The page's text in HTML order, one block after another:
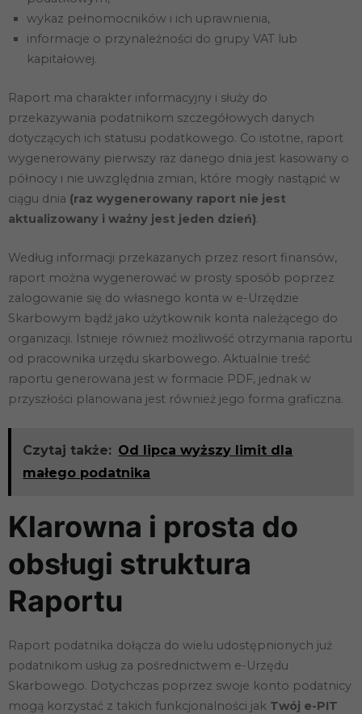
wykaz pełnomocników i ich uprawnienia,
informacje o przynależności do grupy VAT lub
kapitałowej.
Raport ma charakter informacyjny i służy do
przekazywania podatnikom szczegółowych danych
dotyczących ich statusu podatkowego. Co istotne, raport
wygenerowany pierwszy raz danego dnia jest kasowany o
północy i nie uwzględnia zmian, które mogły nastąpić w
ciągu dnia (raz wygenerowany raport nie jest
aktualizowany i ważny jest jeden dzień).
Według informacji przekazanych przez resort finansów,
raport można wygenerować w prosty sposób poprzez
zalogowanie się do własnego konta w e-Urzędzie
Skarbowym bądź jako użytkownik konta należącego do
organizacji. Istnieje również możliwość otrzymania raportu
od pracownika urzędu skarbowego. Aktualnie treść
raportu generowana jest w formacie PDF, jednak w
przyszłości planowana jest również jego forma graficzna.
Czytaj także: Od lipca wyższy limit dla
małego podatnika
Klarowna i prosta do
obsługi struktura
Raportu
Raport podatnika dołącza do wielu udostępnionych już
podatnikom usług za pośrednictwem e-Urzędu
Skarbowego. Dotychczas poprzez swoje konto podatnicy
mogą korzystać z takich funkcjonalności jak Twój e-PIT